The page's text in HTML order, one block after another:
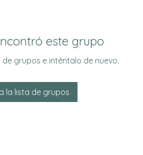
este grupo
de grupos e inténtalo de nuevo.
la lista de grupos